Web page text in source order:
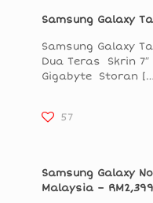
Samsung Galaxy
Samsung Galaxy
Dua Teras Skrin 7″
Gigabyte Storan
57
Samsung Galaxy
Malaysia –